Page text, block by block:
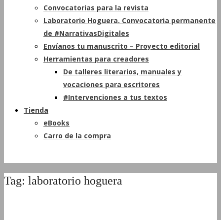
Convocatorias para la revista
Laboratorio Hoguera. Convocatoria permanente
de #NarrativasDigitales
Envíanos tu manuscrito – Proyecto editorial
Herramientas para creadores
De talleres literarios, manuales y
vocaciones para escritores
#Intervenciones a tus textos
Tienda
eBooks
Carro de la compra
Tag: laboratorio hoguera